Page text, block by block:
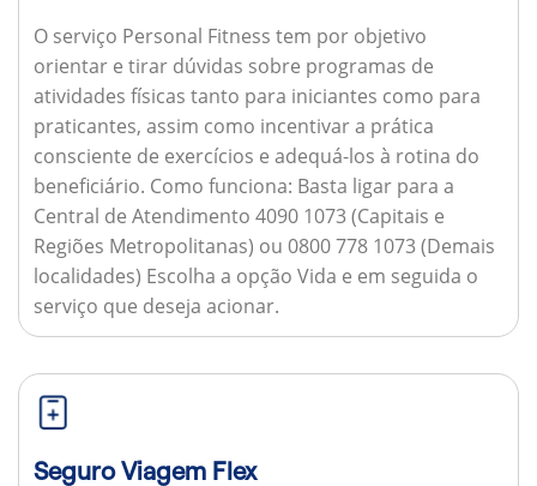
O serviço Personal Fitness tem por objetivo
orientar e tirar dúvidas sobre programas de
atividades físicas tanto para iniciantes como para
praticantes, assim como incentivar a prática
consciente de exercícios e adequá-los à rotina do
beneficiário. Como funciona: Basta ligar para a
Central de Atendimento 4090 1073 (Capitais e
Regiões Metropolitanas) ou 0800 778 1073 (Demais
localidades) Escolha a opção Vida e em seguida o
serviço que deseja acionar.
Seguro Viagem Flex